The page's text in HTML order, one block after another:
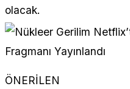
olacak.
ÖNERİLEN